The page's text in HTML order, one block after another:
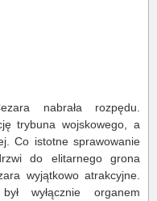
nabrała rozpędu.
trybuna wojskowego, a
Co istotne sprawowanie
do elitarnego grona
wyjątkowo atrakcyjne.
wyłącznie organem